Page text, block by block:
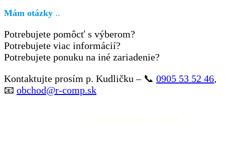
Mám otázky ..
Potrebujete pomôcť s výberom?
Potrebujete viac informácií?
Potrebujete ponuku na iné zariadenie?
Kontaktujte prosím p. Kudličku – 📞 0905 53 52 46,
📧 obchod@r-comp.sk